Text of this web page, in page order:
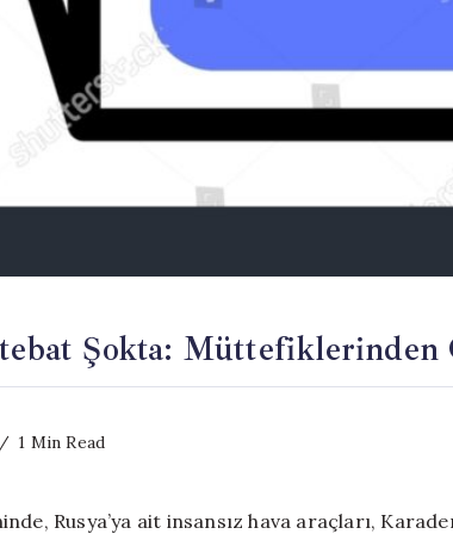
Şokta: Müttefiklerinden
1 Min Read
Rusya’ya ait insansız hava araçları,